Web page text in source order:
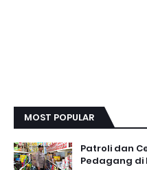
MOST POPULAR
Patroli dan
Pedagang di